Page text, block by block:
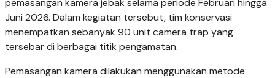
pemasangan kamera jebak selama periode Februari hingga
Juni 2026. Dalam kegiatan tersebut, tim konservasi
menempatkan sebanyak 90 unit camera trap yang
tersebar di berbagai titik pengamatan.
Pemasangan kamera dilakukan menggunakan metode